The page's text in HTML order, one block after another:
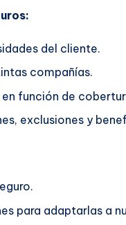
del cliente.
compañías.
función de
exclusiones y
para adaptarlas a